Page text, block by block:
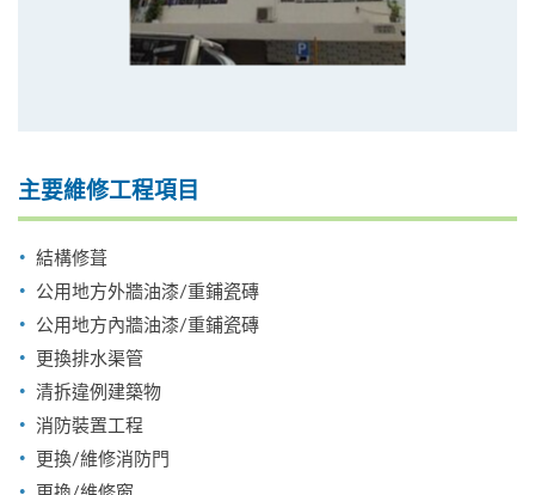
主要維修工程項目
結構修葺
公用地方外牆油漆/重鋪瓷磚
公用地方內牆油漆/重鋪瓷磚
更換排水渠管
清拆違例建築物
消防裝置工程
更換/維修消防門